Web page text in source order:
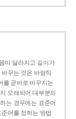
이 달라지고 길이가
꾸는 것은 바람직
를 곧바로 바꾸지는
오래되어 대부분의
는 경우에는 표준어
어를 정하는 방법